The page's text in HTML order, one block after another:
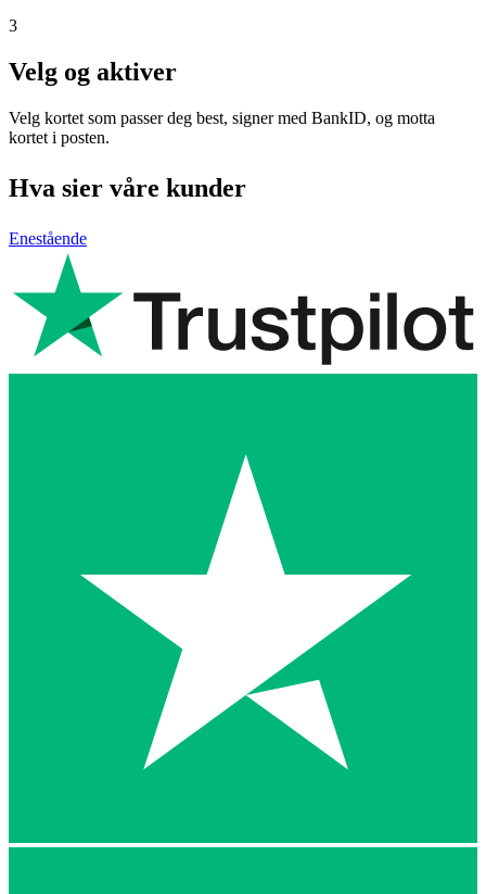
3
Velg og aktiver
Velg kortet som passer deg best, signer med BankID, og motta
kortet i posten.
Hva sier våre kunder
Enestående